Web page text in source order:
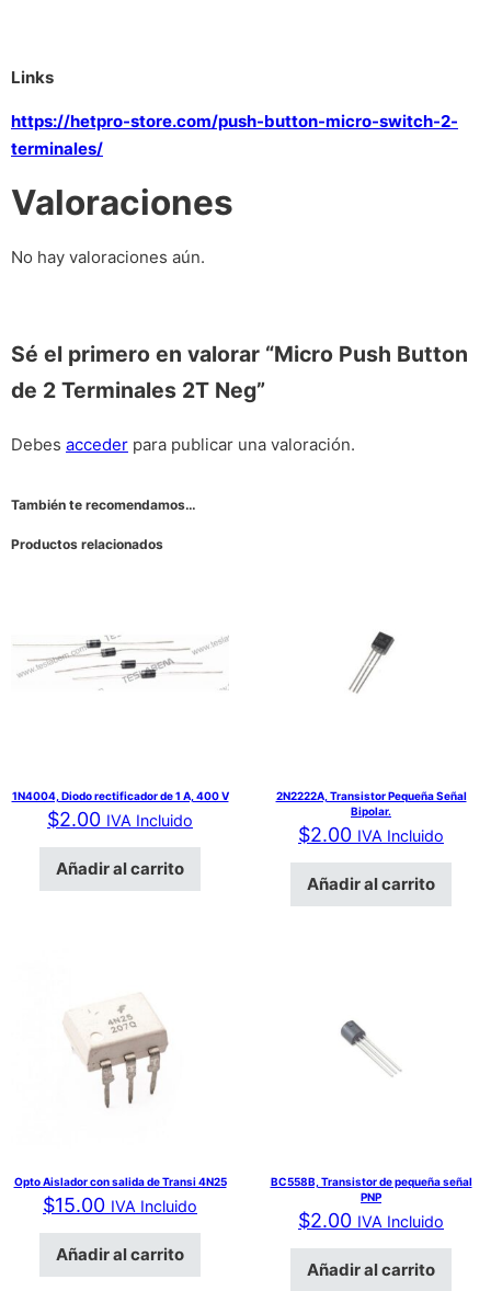
Links
https://hetpro-store.com/push-button-micro-switch-2-
terminales/
Valoraciones
No hay valoraciones aún.
Sé el primero en valorar “Micro Push Button
de 2 Terminales 2T Neg”
Debes acceder para publicar una valoración.
También te recomendamos…
Productos relacionados
1N4004, Diodo rectificador de 1 A, 400 V
$2.00 IVA Incluido
Añadir al carrito
2N2222A, Transistor Pequeña Señal
Bipolar.
$2.00 IVA Incluido
Añadir al carrito
Opto Aislador con salida de Transi 4N25
$15.00 IVA Incluido
Añadir al carrito
BC558B, Transistor de pequeña señal
PNP
$2.00 IVA Incluido
Añadir al carrito